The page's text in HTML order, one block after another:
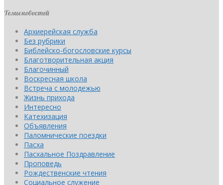
Темы новостей
Архиерейская служба
Без рубрики
Библейско-богословские курсы
Благотворительная акция
Благочинный
Воскресная школа
Встреча с молодежью
Жизнь прихода
Интересно
Катехизация
Объявления
Паломнические поездки
Пасха
Пасхальное Поздравление
Проповедь
Рождественские чтения
Социальное служение